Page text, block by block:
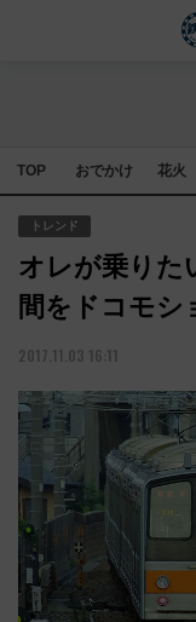
TOP おでかけ 花火
トレンド
オレが乗りた
間をドコモシ
2017.11.03 16:11